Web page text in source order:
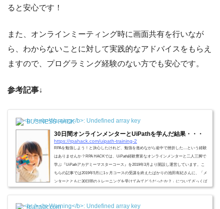
ると安心です！
また、オンラインミーティング時に画面共有を行いなが
ら、わからないことに対して実践的なアドバイスをもらえ
ますので、プログラミング経験のない方でも安心です。
参考記事↓
BUSINESS HACK
30日間オンラインメンターとUiPathを学んだ結果・・・
https://rpahack.com/uipath-training-2
RPAを勉強しよう！と決心したけれど、勉強を進めながら途中で挫折した…という経験
はありませんか？RPA HACKでは、UiPath経験豊富なオンラインメンターと二人三脚で
学ぶ『UiPathアカデミーマスターコース』を2019年3月より開設し運営しています。こ
ちらの記事では2019年5月に1ヶ月コースの受講を終えたばかりの池田有紀さんに、「メ
ンターとともに30日間のトレーニングを受けてみてどうだったか？」についてざっくば
らんに感想を伺いました。コース受講を検討されている方や、UiPathの勉強を始めたい
rpahack.com